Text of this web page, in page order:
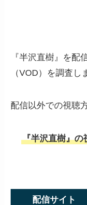
『半沢直樹』を配
（VOD）を調査し
配信以外での視聴
『半沢直樹』の
配信サイト